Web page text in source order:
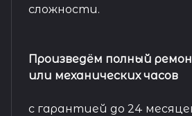
сложности.
Произведём полный
или механических часов
с гарантией до 24